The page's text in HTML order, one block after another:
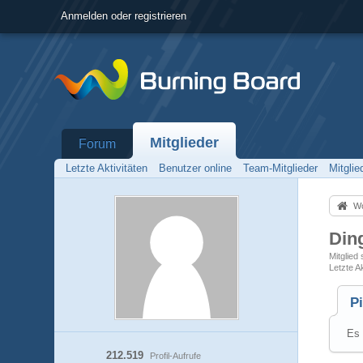
Anmelden oder registrieren
Forum Mitglieder
Letzte Aktivitäten Benutzer online Team-Mitglieder
Profil-Aufrufe
212.519
Mitglied
Letzte
Es